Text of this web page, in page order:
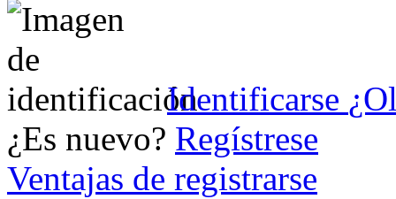
Identificarse
¿Es nuevo? Regístrese
Ventajas de registrarse